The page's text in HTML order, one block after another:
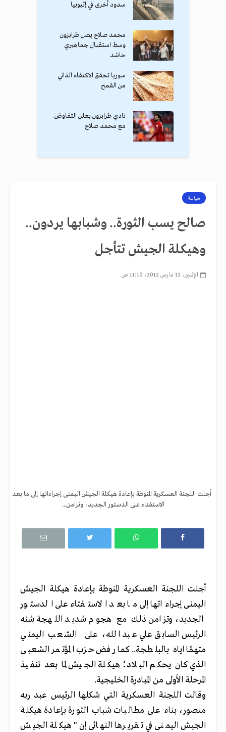
سدود أخرى في إثيوبيا
محمد صلاح يصل طرابزون
وسط استقبال جماهيري
حاشد
سوريا تحقق الاكتفاء الذاتي
من القمح
نادي طرابزون يعلن التفاوض
مع محمد صلاح
سياسة
صالح يسب الثورة.. وشبابها يردون..
وهيكلة الجيش تتأجل
الإثنين، 12 مارس 2012، 11:10 ص
أجلت اللجنة العسكرية المنوطة بإعادة هيكلة الجيش اليمنى إجراءاتها إلى ما بعد
الاستفتاء على الدستور الجديد، وتزامن...
أجلت اللجنة العسكرية المنوطة بإعادة هيكلة الجيش
اليمنى إجراءاتها إلى ما بعد الاستفتاء على الدستور
الجديد، وتزامن ذلك مع هجوم شديد اللهجة شنه
الرئيس السابق علي عبد الله، على الشعب اليمني
متهمًا اياه بالبلطجة.. كما رفض حزب المؤتمر الشعبى
الذي كان يحكم البلاد؛ هيكلة الجيش لما بعد تنفيذ
المرحلة الأولى من المبادرة الخليجية.
وقالت اللجنة العسكرية التي شكلها الرئيس عبد ربه
منصور، بناء على مطالبات شباب الثورة بإعادة هيكلة
الجيش اليمنى في تقريرها النهائى إن "هيكلة الجيش